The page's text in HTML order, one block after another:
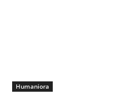
Humaniora